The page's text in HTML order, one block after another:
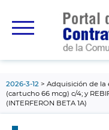
principal
2026-3-12
Adquisición de la
(cartucho 66 mcg) c/4; y
(INTERFERON BETA 1A)